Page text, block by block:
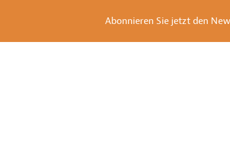
Abonnieren Sie jetzt den